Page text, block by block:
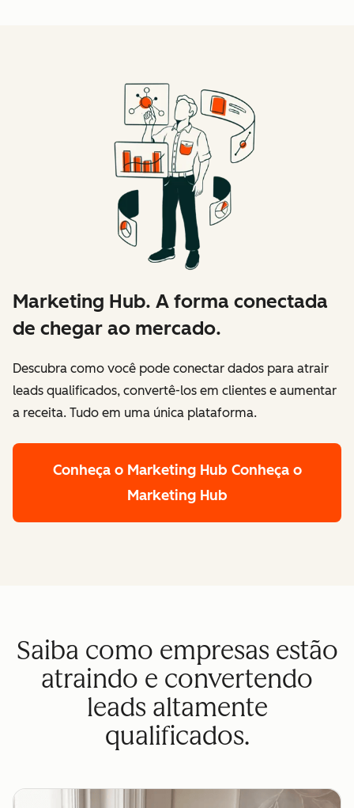
Marketing Hub. A forma conectada
de chegar ao mercado.
Descubra como você pode conectar dados para atrair
leads qualificados, convertê-los em clientes e aumentar
a receita. Tudo em uma única plataforma.
Conheça o Marketing Hub Conheça o
Marketing Hub
Saiba como empresas estão
atraindo e convertendo
leads altamente
qualificados.